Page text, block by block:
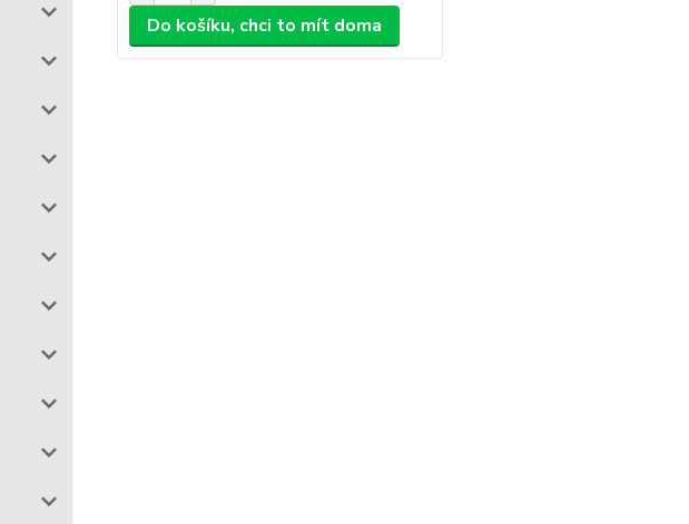
Do košíku, chci to mít doma